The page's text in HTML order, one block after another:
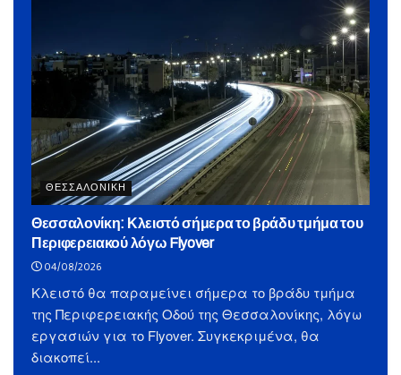
ΘΕΣΣΑΛΟΝΙΚΗ
Θεσσαλονίκη: Κλειστό σήμερα το βράδυ τμήμα του
Περιφερειακού λόγω Flyover
04/08/2026
Κλειστό θα παραμείνει σήμερα το βράδυ τμήμα
της Περιφερειακής Οδού της Θεσσαλονίκης, λόγω
εργασιών για το Flyover. Συγκεκριμένα, θα
διακοπεί...